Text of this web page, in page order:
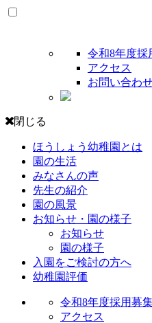
令和8年度採
アクセス
お問い合わ
閉じる
ほうしょう幼稚園とは
園の生活
みなさんの声
先生の紹介
園の風景
お知らせ・園の様子
お知らせ
園の様子
入園をご検討の方へ
幼稚園評価
令和8年度採用募
アクセス